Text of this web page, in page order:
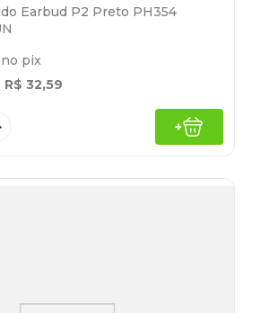
Earbud P2 Preto PH354
no pix
R$ 32,59
+